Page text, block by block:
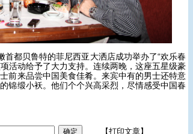
贝鲁特的菲尼西亚大洒店成功举办了“欢乐春
活动给予了大力支持。连续两晚，这座五星级豪
前来品尝中国美食佳肴。来宾中有的男士还特意
锦缎小袄。他们个个兴高采烈，尽情感受中国春
【打印文章】